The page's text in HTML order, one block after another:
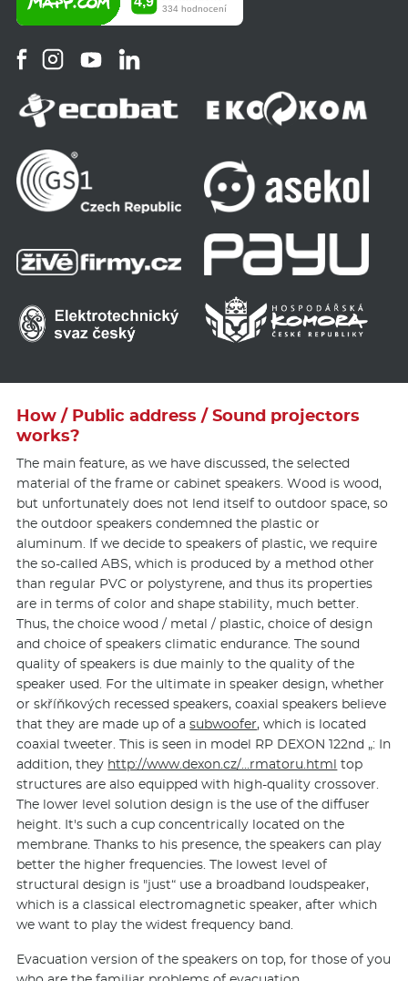
How / Public address / Sound projectors
works?
The main feature, as we have discussed, the selected
material of the frame or cabinet speakers. Wood is wood,
but unfortunately does not lend itself to outdoor space, so
the outdoor speakers condemned the plastic or
aluminum. If we decide to speakers of plastic, we require
the so-called ABS, which is produced by a method other
than regular PVC or polystyrene, and thus its properties
are in terms of color and shape stability, much better.
Thus, the choice wood / metal / plastic, choice of design
and choice of speakers climatic endurance. The sound
quality of speakers is due mainly to the quality of the
speaker used. For the ultimate in speaker design, whether
or skříňkových recessed speakers, coaxial speakers believe
that they are made up of asubwoofer, which is located
coaxial tweeter. This is seen in model RP DEXON 122nd „: In
addition, they http://www.dexon.cz/…rmatoru.html top
structures are also equipped with high-quality crossover.
The lower level solution design is the use of the diffuser
height. It's such a cup concentrically located on the
membrane. Thanks to his presence, the speakers can play
better the higher frequencies. The lowest level of
structural design is "just“ use a broadband loudspeaker,
which is a classical electromagnetic speaker, after which
we want to play the widest frequency band.
Evacuation version of the speakers on top, for those of you